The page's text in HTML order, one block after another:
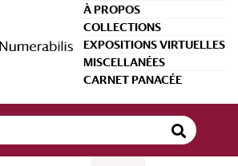
À PROPOS
COLLECTIONS
EXPOSITIONS VIRTUELLES
MISCELLANÉES
CARNET PANACÉE